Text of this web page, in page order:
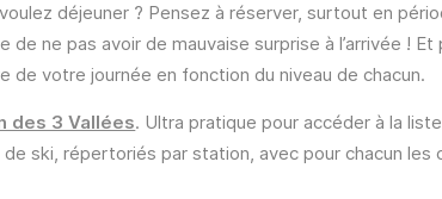
déjeuner ? Pensez à réserver, surtout en
de ne pas avoir de mauvaise surprise à l’arrivée !
de votre journée en fonction du niveau de chacun.
des 3 Vallées. Ultra pratique pour accéder à la
ski, répertoriés par station, avec pour chacun les